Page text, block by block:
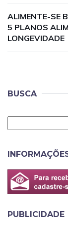
ALIMENTE-SE
5 PLANOS
LONGEVIDADE
BUSCA
PUBLICIDADE